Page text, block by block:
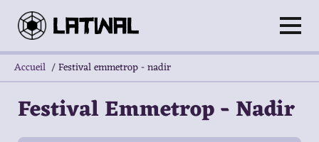
Accueil /Festival emmetrop - nadir
Festival Emmetrop - Nadir